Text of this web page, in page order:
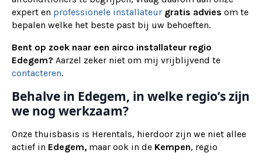
expert en professionele installateur gratis advies om te
bepalen welke het beste past bij uw behoeften.
Bent op zoek naar een airco installateur regio
Edegem? Aarzel zeker niet om mij vrijblijvend te
contacteren.
Behalve in Edegem, in welke regio’s zijn
we nog werkzaam?
Onze thuisbasis is Herentals, hierdoor zijn we niet allee
actief in Edegem, maar ook in de Kempen, regio